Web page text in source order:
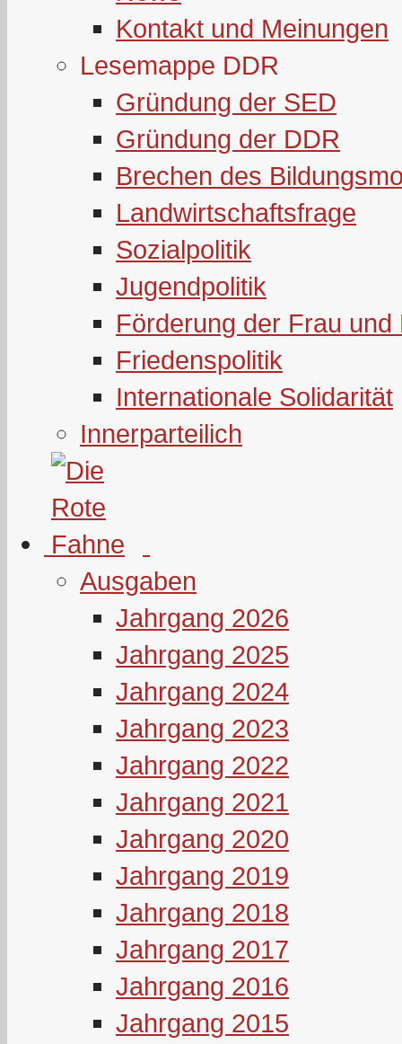
Kontakt und Meinungen
Lesemappe DDR
Gründung der SED
Gründung der DDR
Brechen des
Landwirtschaftsfrage
Sozialpolitik
Jugendpolitik
Förderung der Frau und
Friedenspolitik
Internationale Solidarität
Innerparteilich
Ausgaben
Jahrgang 2026
Jahrgang 2025
Jahrgang 2024
Jahrgang 2023
Jahrgang 2022
Jahrgang 2021
Jahrgang 2020
Jahrgang 2019
Jahrgang 2018
Jahrgang 2017
Jahrgang 2016
Jahrgang 2015